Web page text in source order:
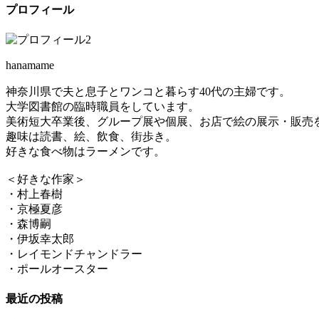
プロフィール
hanamame
神奈川県で夫と息子とワンコと暮らす40代の主婦です。
大学図書館の臨時職員をしています。
美術短大卒業後、グループ展や個展、お店で絵の展示・販売
趣味は読書、絵、飲食、街歩き。
好きな食べ物はラーメンです。
＜好きな作家＞
・村上春樹
・京極夏彦
・森博嗣
・伊坂幸太郎
・レイモンドチャンドラー
・ポールオースター
最近の投稿